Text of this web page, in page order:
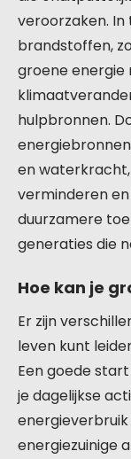
veroorzaken.
brandstoffen,
groene energie
hulpbronnen.
en
verminderen
duurzamere
generaties die
Hoe kan je
Er zijn
leven kunt
Een goede
je dagelijkse
energiezuinige